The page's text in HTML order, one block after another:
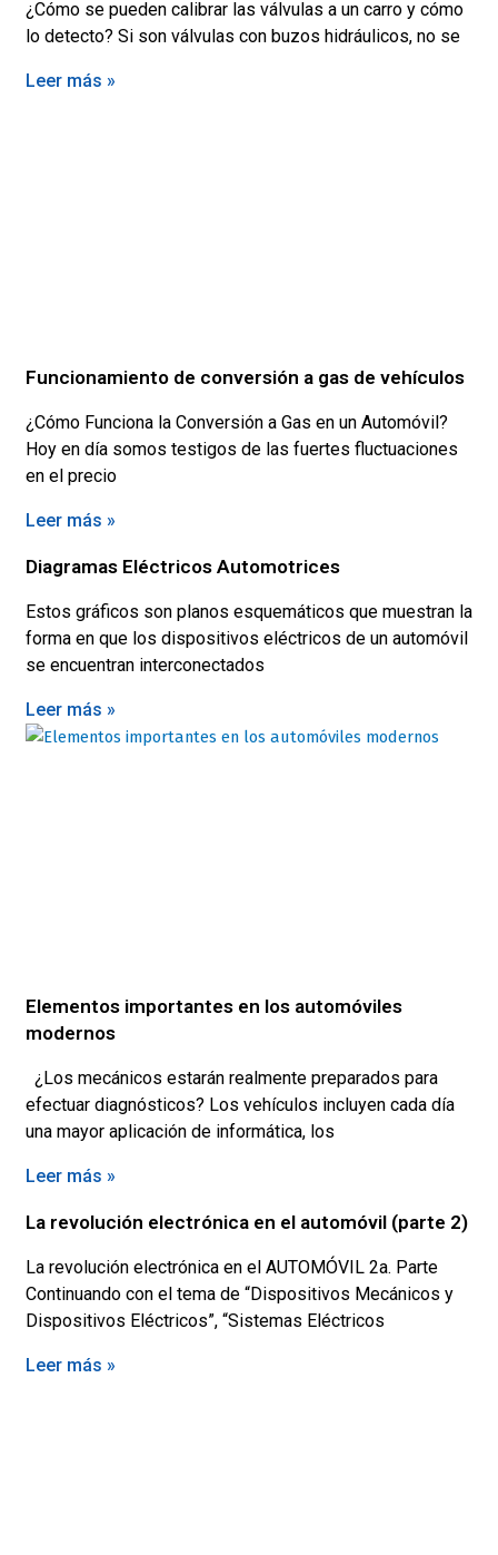
¿Cómo se pueden calibrar las válvulas a un carro y cómo
lo detecto? Si son válvulas con buzos hidráulicos, no se
Leer más »
Funcionamiento de conversión a gas de vehículos
¿Cómo Funciona la Conversión a Gas en un Automóvil?
Hoy en día somos testigos de las fuertes fluctuaciones
en el precio
Leer más »
Diagramas Eléctricos Automotrices
Estos gráficos son planos esquemáticos que muestran la
forma en que los dispositivos eléctricos de un automóvil
se encuentran interconectados
Leer más »
Elementos importantes en los automóviles
modernos
¿Los mecánicos estarán realmente preparados para
efectuar diagnósticos? Los vehículos incluyen cada día
una mayor aplicación de informática, los
Leer más »
La revolución electrónica en el automóvil (parte 2)
La revolución electrónica en el AUTOMÓVIL 2a. Parte
Continuando con el tema de “Dispositivos Mecánicos y
Dispositivos Eléctricos”, “Sistemas Eléctricos
Leer más »